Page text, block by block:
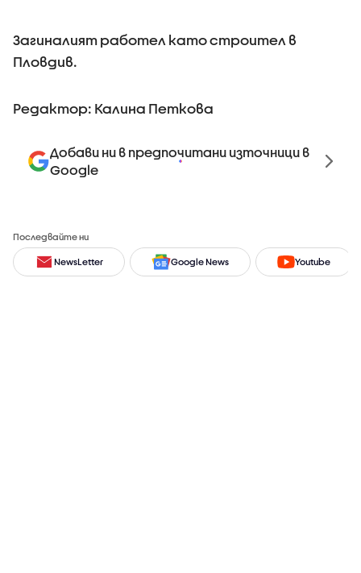
Загиналият работел като строител в
Пловдив.
Редактор: Калина Петкова
Добави ни в предпочитани източници в
Google
Последвайте ни
NewsLetter Google News Youtube